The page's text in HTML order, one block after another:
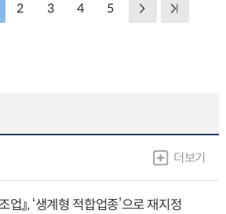
2 3 4 5
더보기
업』, ‘생계형 적합업종’으로 재지정